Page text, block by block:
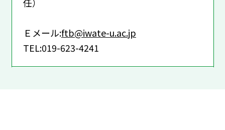
Ｅメール:ftb@iwate-u.ac.jp
TEL:019-623-4241